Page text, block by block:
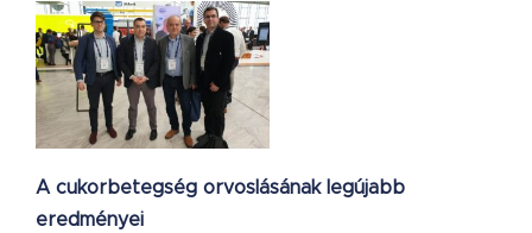
A cukorbetegség orvoslásának legújabb
eredményei